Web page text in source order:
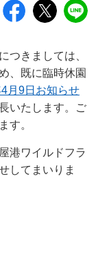
つきましては、
、既に臨時休園
月9日お知らせ
いたします。ご
す。
港ワイルドフラ
してまいりま